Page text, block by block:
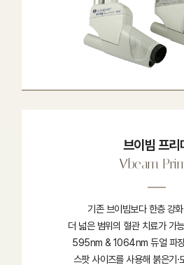
브이빔 프리
Vbeam
기존 브이빔보다 한층 강
더 넓은 범위의 혈관 치료가 가
595nm & 1064nm 듀얼 파
스팟 사이즈를 사용해 붉은기·